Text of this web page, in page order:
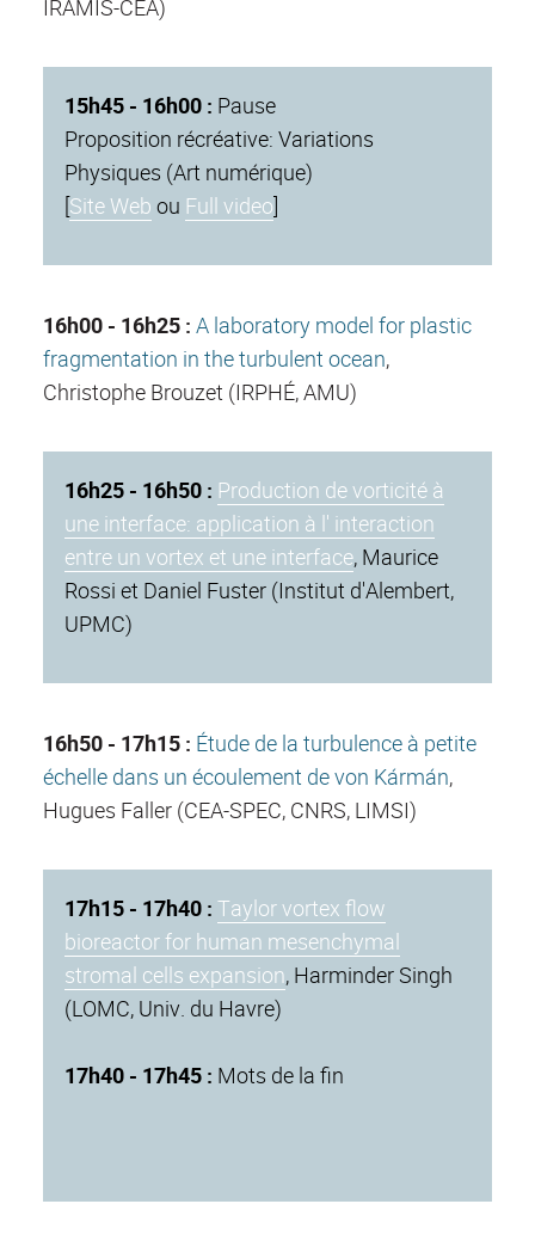
IRAMIS-CEA)
15h45 - 16h00 : Pause
Proposition récréative: Variations
Physiques (Art numérique)
[Site Web ou Full video]
16h00 - 16h25 : A laboratory model for plastic
fragmentation in the turbulent ocean,
Christophe Brouzet (IRPHÉ, AMU)
16h25 - 16h50 : Production de vorticité à
une interface: application à l' interaction
entre un vortex et une interface, Maurice
Rossi et Daniel Fuster (Institut d'Alembert,
UPMC)
16h50 - 17h15 : Étude de la turbulence à petite
échelle dans un écoulement de von Kármán,
Hugues Faller (CEA-SPEC, CNRS, LIMSI)
17h15 - 17h40 : Taylor vortex flow
bioreactor for human mesenchymal
stromal cells expansion, Harminder Singh
(LOMC, Univ. du Havre)
17h40 - 17h45 : Mots de la fin